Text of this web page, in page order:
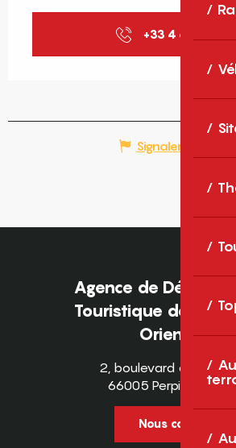
+33 4 68 30 68
Signaler une erreur
Agence de
Touristique des
Orientales
2, boulevard des
66005 Perpignan
Nous contacter